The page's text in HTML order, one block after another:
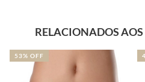
53% OFF